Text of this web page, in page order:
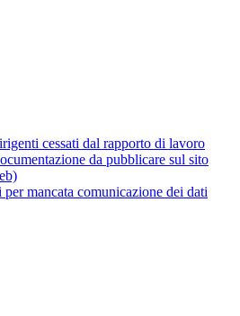
cessati dal rapporto di lavoro
da pubblicare sul sito
per mancata comunicazione dei dati